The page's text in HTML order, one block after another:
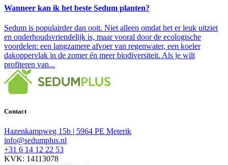
Wanneer kan ik het beste Sedum planten?
Sedum is populairder dan ooit. Niet alleen omdat het er leuk uitziet
en onderhoudsvriendelijk is, maar vooral door de ecologische
voordelen: een langzamere afvoer van regenwater, een koeler
dakoppervlak in de zomer én meer biodiversiteit. Als je wilt
profiteren van...
Contact
Hazenkampweg 15b | 5964 PE Meterik
info@sedumplus.nl
+31 6 14 12 22 53
KVK: 14113078